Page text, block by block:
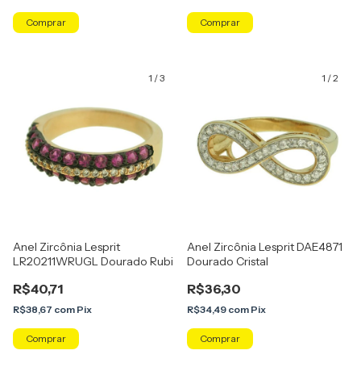
Comprar Comprar
1 /3
Anel Zircônia Lesprit
LR20211WRUGL Dourado Rubi
R$40,71
R$38,67 com Pix
Comprar
1 /2
Anel Zircônia Lesprit DAE4871
Dourado Cristal
R$36,30
R$34,49 com Pix
Comprar